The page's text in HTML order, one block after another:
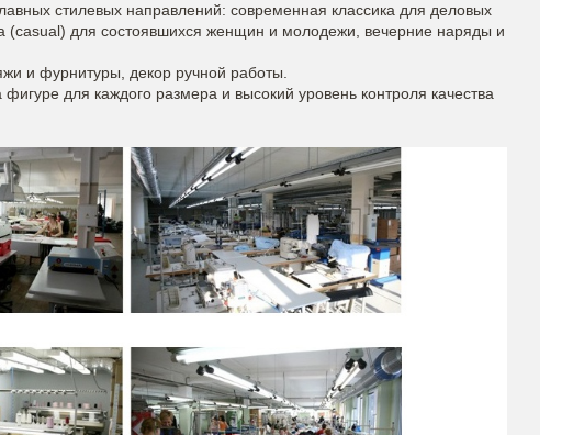
стилевых направлений: современная классика для деловых
(casual) для состоявшихся женщин и молодежи, вечерние наряды и
и фурнитуры, декор ручной работы.
для каждого размера и высокий уровень контроля качества